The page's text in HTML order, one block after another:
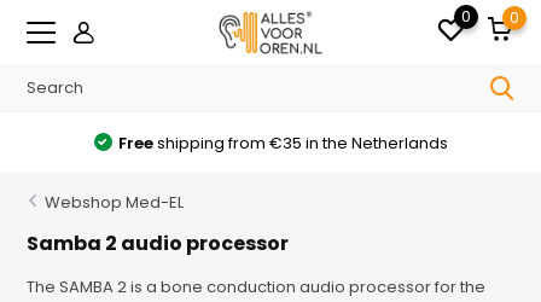
0 0
Freeshipping from €35 in the Netherlands
Webshop Med-EL
Samba 2 audio processor
The SAMBA 2 is a bone conduction audio processor for the